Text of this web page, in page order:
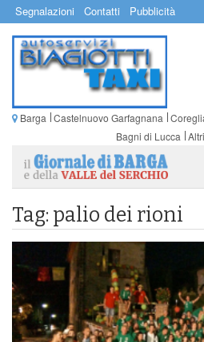
Segnalazioni Contatti Pubblicità
Barga Castelnuovo Garfagnana
Bagni di Lucca
Tag: palio dei rioni